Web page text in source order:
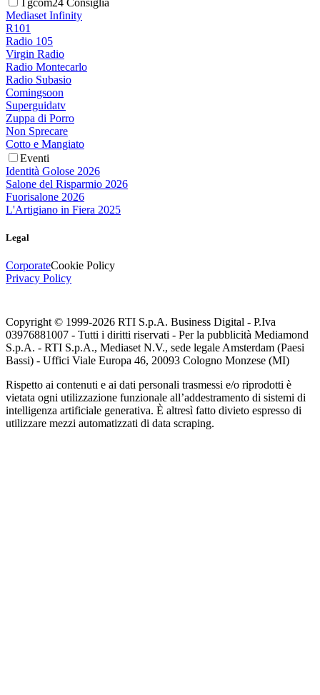
Tgcom24 Consiglia
Mediaset Infinity
R101
Radio 105
Virgin Radio
Radio Montecarlo
Radio Subasio
Comingsoon
Superguidatv
Zuppa di Porro
Non Sprecare
Cotto e Mangiato
Eventi
Identità Golose 2026
Salone del Risparmio 2026
Fuorisalone 2026
L'Artigiano in Fiera 2025
Legal
CorporateCookie Policy
Privacy Policy
Copyright © 1999-2026 RTI S.p.A. Business Digital - P.Iva
03976881007 - Tutti i diritti riservati - Per la pubblicità Mediamond
S.p.A. - RTI S.p.A., Mediaset N.V., sede legale Amsterdam (Paesi
Bassi) - Uffici Viale Europa 46, 20093 Cologno Monzese (MI)
Rispetto ai contenuti e ai dati personali trasmessi e/o riprodotti è
vietata ogni utilizzazione funzionale all’addestramento di sistemi di
intelligenza artificiale generativa. È altresì fatto divieto espresso di
utilizzare mezzi automatizzati di data scraping.